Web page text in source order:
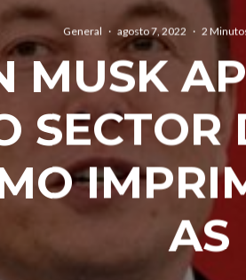
General · agosto 7, 2022 · 2
MUSK
SECTOR
AS